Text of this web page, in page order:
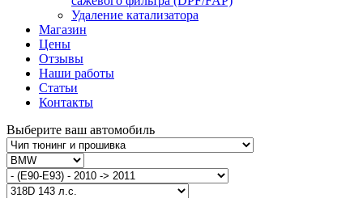
Удаление катализатора
Магазин
Цены
Отзывы
Наши работы
Статьи
Контакты
Выберите ваш автомобиль